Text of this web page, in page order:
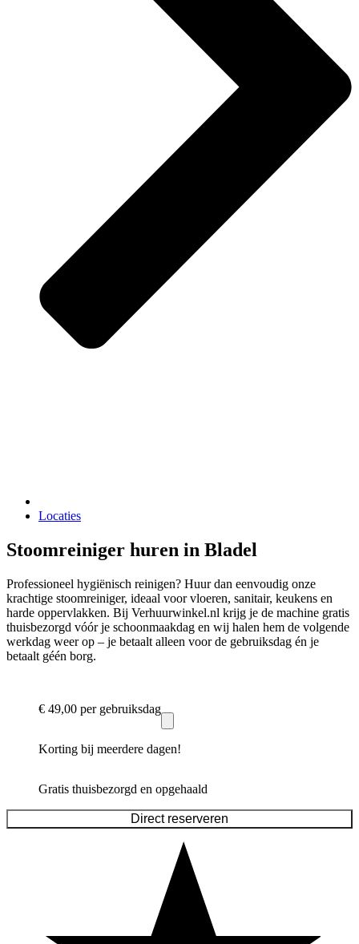
Locaties
Stoomreiniger huren in Bladel
Professioneel hygiënisch reinigen? Huur dan eenvoudig onze
krachtige stoomreiniger, ideaal voor vloeren, sanitair, keukens en
harde oppervlakken. Bij Verhuurwinkel.nl krijg je de machine gratis
thuisbezorgd vóór je schoonmaakdag en wij halen hem de volgende
werkdag weer op – je betaalt alleen voor de gebruiksdag én je
betaalt géén borg.
€ 49,00 per gebruiksdag
Korting bij meerdere dagen!
Gratis thuisbezorgd en opgehaald
Direct reserveren